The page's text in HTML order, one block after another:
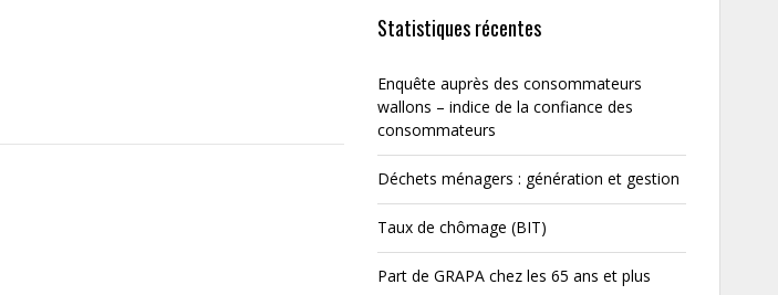
Statistiques récentes
Enquête auprès des consommateurs
wallons – indice de la confiance des
consommateurs
Déchets ménagers : génération et gestion
Taux de chômage (BIT)
Part de GRAPA chez les 65 ans et plus